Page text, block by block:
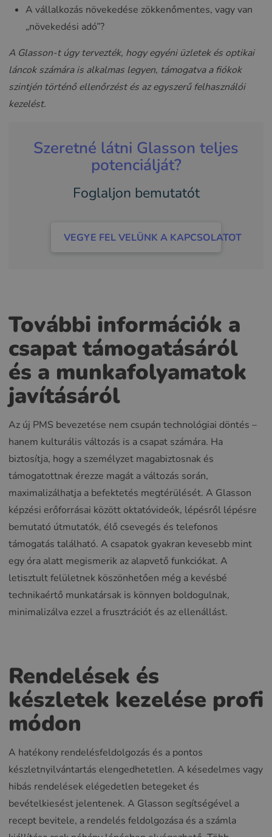
A vállalkozás növekedése zökkenőmentes, vagy van
„növekedési adó”?
A Glasson-t úgy tervezték, hogy egyéni üzletek és optikai
láncok számára is alkalmas legyen, támogatva a fiókok
szintjén történő ellenőrzést és az egyszerű felhasználói
kezelést.
Szeretné látni Glasson teljes
potenciálját?
Foglaljon bemutatót
VEGYE FEL VELÜNK A KAPCSOLATOT
További információk a
csapat támogatásáról
és a munkafolyamatok
javításáról
Az új PMS bevezetése nem csupán technológiai döntés –
hanem kulturális változás is a csapat számára. Ha
biztosítja, hogy a személyzet magabiztosnak és
támogatottnak érezze magát a változás során,
maximalizálhatja a befektetés megtérülését. A Glasson
képzési erőforrásai között oktatóvideók, lépésről lépésre
bemutató útmutatók, élő csevegés és telefonos
támogatás található. A csapatok gyakran kevesebb mint
egy óra alatt megismerik az alapvető funkciókat. A
letisztult felületnek köszönhetően még a kevésbé
technikaértő munkatársak is könnyen boldogulnak,
minimalizálva ezzel a frusztrációt és az ellenállást.
Rendelések és
készletek kezelése profi
módon
A hatékony rendelésfeldolgozás és a pontos
készletnyilvántartás elengedhetetlen. A késedelmes vagy
hibás rendelések elégedetlen betegeket és
bevételkiesést jelentenek. A Glasson segítségével a
recept bevitele, a rendelés feldolgozása és a számla